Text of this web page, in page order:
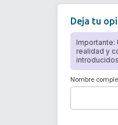
Deja tu
Importante:
realidad y
Nombre